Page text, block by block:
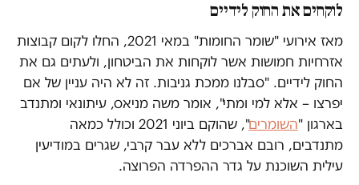
לוקחים את החוק לידיים
מאז אירועי "שומר החומות" במאי 2021, החלו לקום קבוצות
אזרחיות חמושות אשר לוקחות את הביטחון, ולעתים גם את
החוק לידיים. "סבלנו ממכת גניבות. זה לא היה עניין של אם
יפרצו – אלא למי ומתי", אומר משה מניאס, עיתונאי ומתנדב
בארגון "השומרים
", שהוקם ביוני 2021 וכולל כמאה
מתנדבים, רובם אברכים ללא עבר קרבי, שגרים במודיעין
עילית השוכנת על גדר ההפרדה הפרוצה.